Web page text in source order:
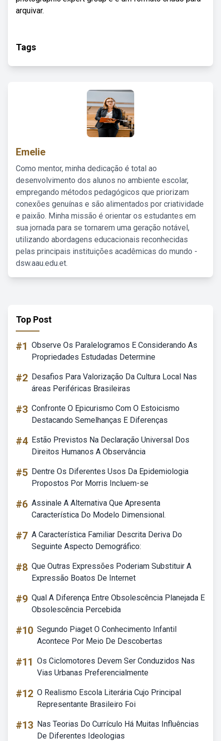
arquivar.
Tags
Emelie
Como mentor, minha dedicação é total ao
desenvolvimento dos alunos no ambiente escolar,
empregando métodos pedagógicos que priorizam
conexões genuínas e são alimentados por criatividade
e paixão. Minha missão é orientar os estudantes em
sua jornada para se tornarem uma geração notável,
utilizando abordagens educacionais reconhecidas
pelas principais instituições acadêmicas do mundo -
dsw.aau.edu.et.
Top Post
#1 Observe Os Paralelogramos E Considerando As
Propriedades Estudadas Determine
#2 Desafios Para Valorização Da Cultura Local Nas
áreas Periféricas Brasileiras
#3 Confronte O Epicurismo Com O Estoicismo
Destacando Semelhanças E Diferenças
#4 Estão Previstos Na Declaração Universal Dos
Direitos Humanos A Observância
#5 Dentre Os Diferentes Usos Da Epidemiologia
Propostos Por Morris Incluem-se
#6 Assinale A Alternativa Que Apresenta
Característica Do Modelo Dimensional.
#7 A Característica Familiar Descrita Deriva Do
Seguinte Aspecto Demográfico:
#8 Que Outras Expressões Poderiam Substituir A
Expressão Boatos De Internet
#9 Qual A Diferença Entre Obsolescência Planejada E
Obsolescência Percebida
#10 Segundo Piaget O Conhecimento Infantil
Acontece Por Meio De Descobertas
#11 Os Ciclomotores Devem Ser Conduzidos Nas
Vias Urbanas Preferencialmente
#12 O Realismo Escola Literária Cujo Principal
Representante Brasileiro Foi
#13 Nas Teorias Do Currículo Há Muitas Influências
De Diferentes Ideologias